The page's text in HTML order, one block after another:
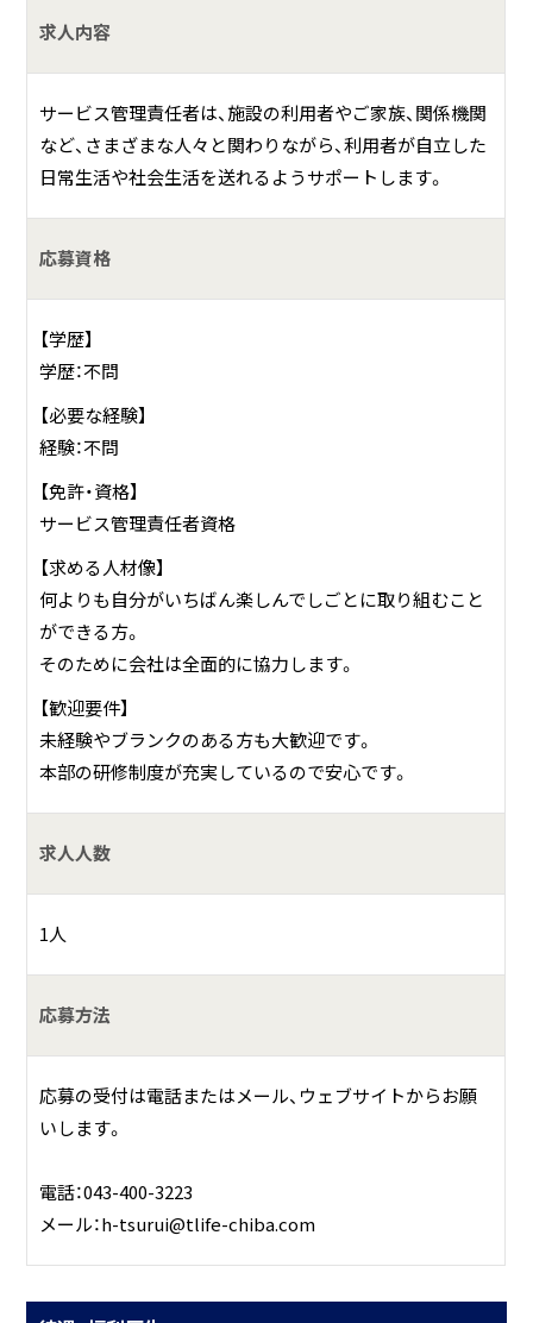
職員の教育、指導などの人材育成
利用者さんやその家族からの相談業務
何をしている会社？
T-life合同会社は「ONEGAME八千代台」という就労継続支援
B型事業所を運営しています。就労継続支援B型とは、障害や
具体的には？
育成を支援します。本格的なコーチングで利用者様をサポー
トし、自分のペースに合わせた無理のないスケジュールで楽
しく学べる環境をご用意しています。自分の好き・得意を仕
事に繋げることができるようにサポートします。
eスポーツとは？「エレクトロニック・スポーツ」の略で、コ
ンピューターゲーム、ビデオゲームを使った対戦をスポーツ
競技として捉える際の名称です。アジア版オリンピック「201
8年アジア競技大会」の種目に採用されるなど急激にその規
模を拡大しており、近い将来必ずパラリンピックなどの種目
になる予定なので、今後「大きな舞台で健常者と対等に戦え
る新しい場」になると考えています。
施設の利用者さんは、三種類のプログラムから、自分にあ
ったプログラムを選択できます。自分のペースに合わせた、
無理のないスケジュールで楽しく学ぶことができるのがON
わるための技術を学びながら仕事にしていけるように支援
していきます。
求人内容
サービス管理責任者は、施設の利用者やご家族、関係機関
など、さまざまな人々と関わりながら、利用者が自立した
日常生活や社会生活を送れるようサポートします。
応募資格
【学歴】
学歴：不問
【必要な経験】
経験：不問
【免許・資格】
サービス管理責任者資格
【求める人材像】
何よりも自分がいちばん楽しんでしごとに取り組むこと
ができる方。
そのために会社は全面的に協力します。
【歓迎要件】
未経験やブランクのある方も大歓迎です。
本部の研修制度が充実しているので安心です。
求人人数
1人
応募方法
応募の受付は電話またはメール、ウェブサイトからお願
いします。
電話：043-400-3223
メール：h-tsurui@tlife-chiba.com